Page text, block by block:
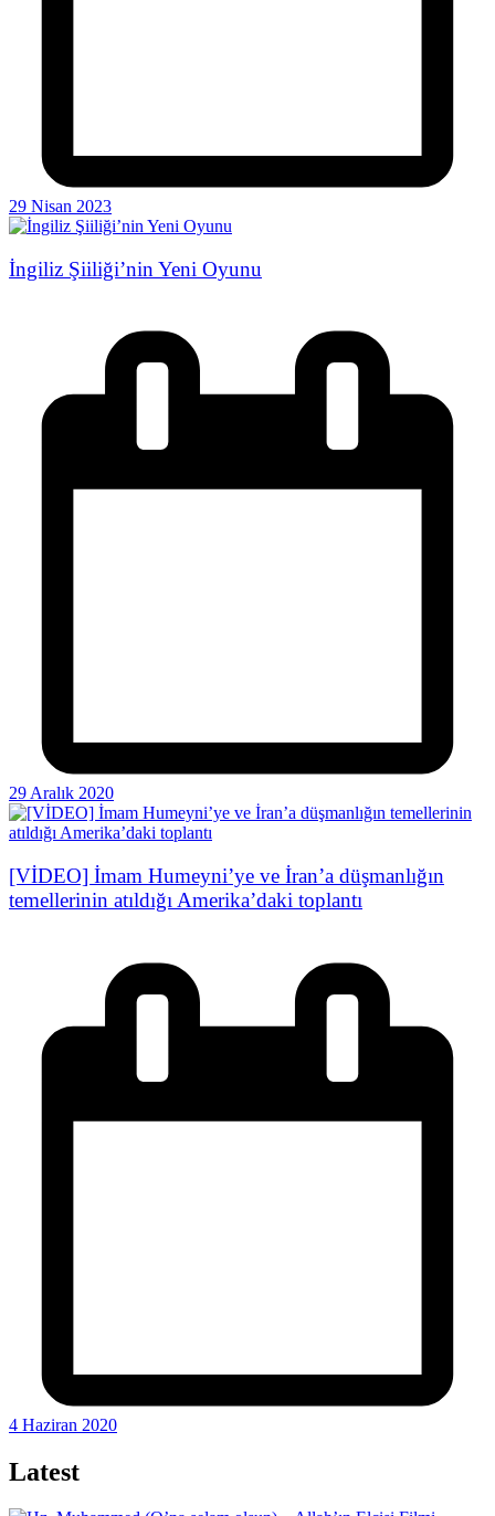
29 Nisan 2023
İngiliz Şiiliği’nin Yeni Oyunu
29 Aralık 2020
[VİDEO] İmam Humeyni’ye ve İran’a düşmanlığın
temellerinin atıldığı Amerika’daki toplantı
4 Haziran 2020
Latest